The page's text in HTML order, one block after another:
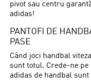
pivot sau centru
adidas!
PANTOFI DE
PASE
Când joci handbal
sunt totul. Crede-ne
adidas de handbal